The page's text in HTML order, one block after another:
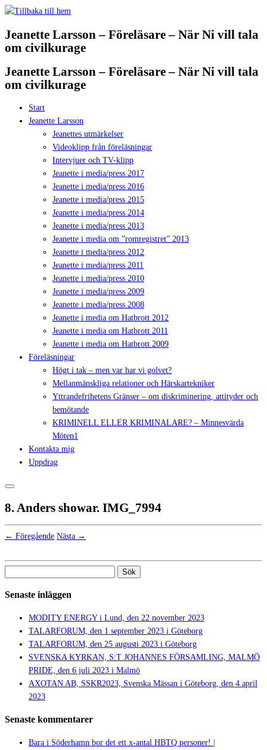
Hoppa
innehåll
Jeanette Larsson – Föreläsare – När Ni vill tala
om civilkurage
Jeanette Larsson – Föreläsare – När Ni vill tala
om civilkurage
Start
Jeanette Larsson
Jeanettes utmärkelser
Videoklipp från föreläsningar
Intervjuer och TV-klipp
Jeanette i media/press 2017
Jeanette i media/press 2016
Jeanette i media/press 2015
Jeanette i media/press 2014
Jeanette i media/press 2013
Jeanette i media om ”romregistret” 2013
Jeanette i media/press 2012
Jeanette i media/press 2011
Jeanette i media/press 2010
Jeanette i media/press 2009
Jeanette i media/press 2008
Jeanette i media om Hatbrott 2012
Jeanette i media om Hatbrott 2011
Jeanette i media om Hatbrott 2009
Föreläsningar
Högt i tak – men var har vi golvet?
Mellanmänskliga relationer och Härskartekniker
Yttrandefrihetens Gränser – om diskriminering, attityder och
bemötande
KRIMINELL ELLER KRIMINALARE? – Minnesvärda
Möten1
Kontakta mig
Uppdrag
8. Anders showar. IMG_7994
← Föregående Nästa →
Senaste inläggen
MODITY ENERGY i Lund, den 22 november 2023
TALARFORUM, den 1 september 2023 i Göteborg
TALARFORUM, den 25 augusti 2023 i Göteborg
SVENSKA KYRKAN, S:T JOHANNES FÖRSAMLING, MALMÖ
PRIDE, den 6 juli 2023 i Malmö
AXOTAN AB, SSKR2023, Svenska Mässan i Göteborg, den 4 april
2023
Senaste kommentarer
Bara i Söderhamn bor det ett x-antal HBTQ personer! |